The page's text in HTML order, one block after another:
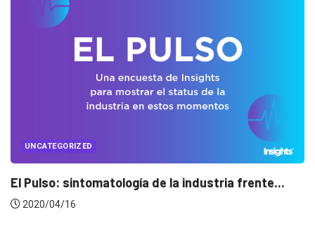
UNCATEGORIZED
Conectados en época de pausa
2020/04/14